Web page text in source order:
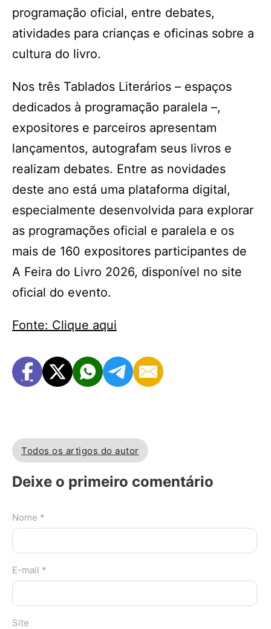
programação oficial, entre debates,
atividades para crianças e oficinas sobre a
cultura do livro.
Nos três Tablados Literários – espaços
dedicados à programação paralela –,
expositores e parceiros apresentam
lançamentos, autografam seus livros e
realizam debates. Entre as novidades
deste ano está uma plataforma digital,
especialmente desenvolvida para explorar
as programações oficial e paralela e os
mais de 160 expositores participantes de
A Feira do Livro 2026, disponível no site
oficial do evento.
Fonte: Clique aqui
Todos os artigos do autor
Deixe o primeiro comentário
Nome *
E-mail *
Site